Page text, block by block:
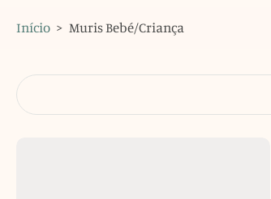
Início > Muris Bebé/Criança